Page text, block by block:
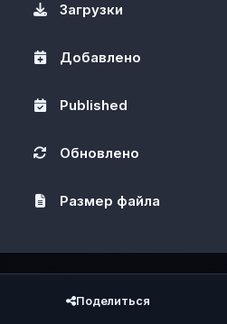
Загрузки
Добавлено
Published
Обновлено
Размер файла
Поделиться